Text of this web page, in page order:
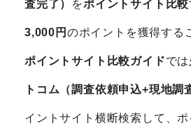
査完了） をポイントサイト比較
3,000円 のポイントを獲得する
ポイントサイト比較ガイドでは
トコム（調査依頼申込+現地調
イントサイト横断検索して、